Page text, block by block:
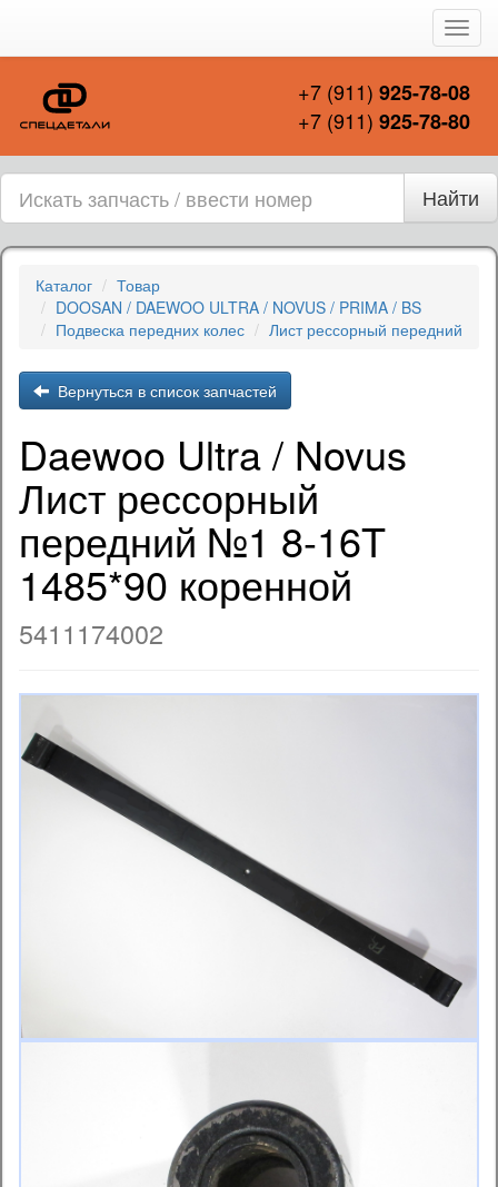
+7 (911) 925-78-08
+7 (911) 925-78-80
Найти
Каталог
Товар
DOOSAN / DAEWOO ULTRA / NOVUS / PRIMA / BS
Подвеска передних колес
Лист рессорный передний
Вернуться в список запчастей
Daewoo Ultra / Novus
Лист рессорный
передний №1 8-16T
1485*90 коренной
5411174002